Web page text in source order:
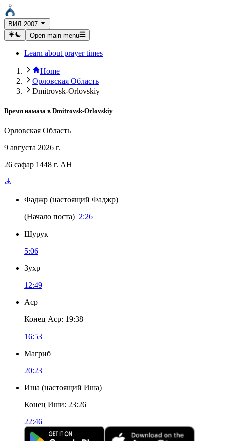
ВИЛ 2007
Open main menu
Learn about prayer times
Home
Орловская Область
Dmitrovsk-Orlovskiy
Время намаза в Dmitrovsk-Orlovskiy
Орловская Область
9 августа 2026 г.
26 сафар 1448 г. AH
Фаджр (настоящий Фаджр)
(Начало поста) 2:26
Шурук
5:06
Зухр
12:49
Аср
Конец Аср: 19:38
16:53
Магриб
20:23
Иша (настоящий Иша)
Конец Иши: 23:26
22:46